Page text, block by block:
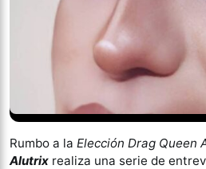
Rumbo a la Elección Drag Queen
Alutrix realiza una serie de